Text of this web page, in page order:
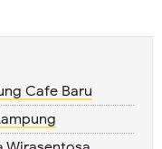
Cafe Baru